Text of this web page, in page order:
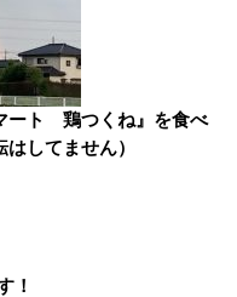
ート 鶏つくね』を食べ
してません）
！